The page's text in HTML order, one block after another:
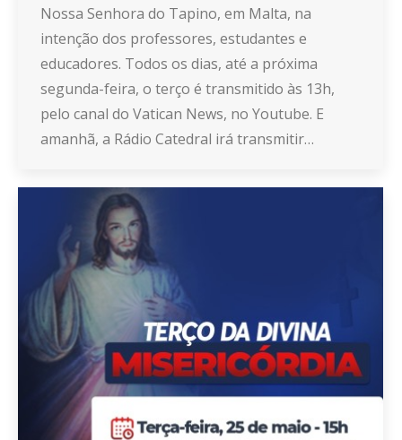
Nossa Senhora do Tapino, em Malta, na
intenção dos professores, estudantes e
educadores. Todos os dias, até a próxima
segunda-feira, o terço é transmitido às 13h,
pelo canal do Vatican News, no Youtube. E
amanhã, a Rádio Catedral irá transmitir…